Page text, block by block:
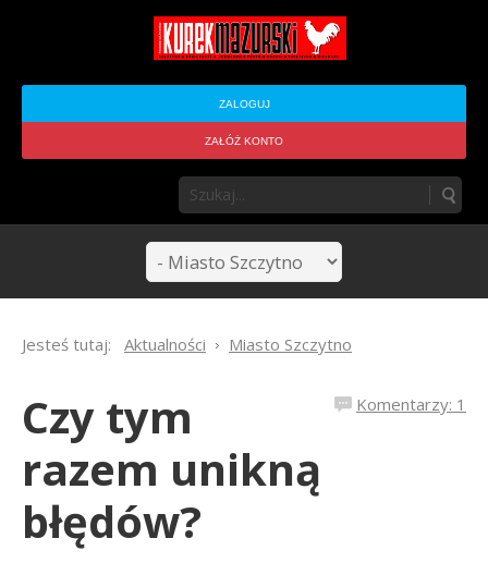
ZALOGUJ
ZAŁÓŻ KONTO
Jesteś tutaj: Aktualności Miasto Szczytno
Komentarzy: 1
Czy tym
razem unikną
błędów?